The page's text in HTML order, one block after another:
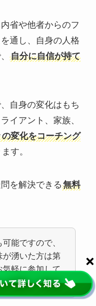
省や他者からのフ
通し、自身の人格
自分に自信が持て
自身の変化はもち
イアント、家族、
変化をコーチング
す。
を解決できる無料
能ですので、
が湧いた方は第
気軽に参加して